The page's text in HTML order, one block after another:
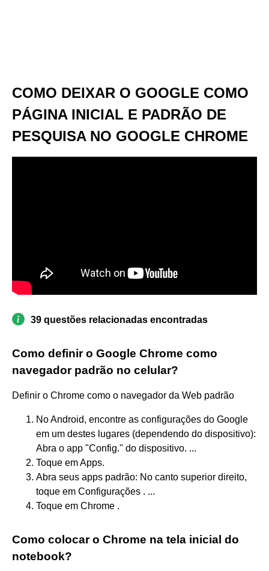
COMO DEIXAR O GOOGLE COMO
PÁGINA INICIAL E PADRÃO DE
PESQUISA NO GOOGLE CHROME
39 questões relacionadas encontradas
Como definir o Google Chrome como
navegador padrão no celular?
Definir o Chrome como o navegador da Web padrão
No Android, encontre as configurações do Google
em um destes lugares (dependendo do dispositivo):
Abra o app "Config." do dispositivo. ...
Toque em Apps.
Abra seus apps padrão: No canto superior direito,
toque em Configurações . ...
Toque em Chrome .
Como colocar o Chrome na tela inicial do
notebook?